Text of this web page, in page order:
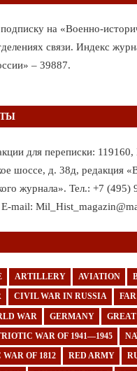
на «Военно-
связи. Индекс
– 39887.
для переписки:
шоссе, д. 38д, редакция
журнала». Тел.: +7
mail:
ARTILLERY AVIATION
CIVIL WAR IN RUSSIA
WAR GERMANY
WAR OF 1941—1945
OF 1812 RED ARMY